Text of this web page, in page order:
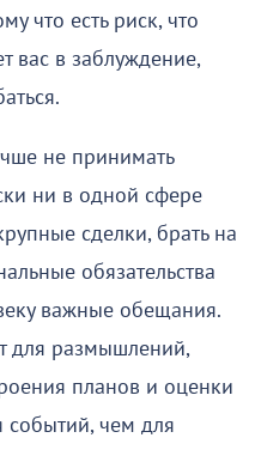
что есть риск, что
вас в заблуждение,
не принимать
ни в одной сфере
сделки, брать на
обязательства
важные обещания.
для размышлений,
планов и оценки
событий, чем для